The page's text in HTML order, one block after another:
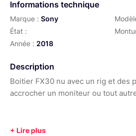
Informations technique
Marque : Sony
État :
Année : 2018
Description
Boitier FX30 nu avec un rig et des
accrocher un moniteur ou tout